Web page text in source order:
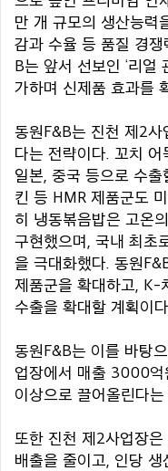
만 개 규모의 생산능력
감과 수율 등 품질 경
B는 앞서 선보인 ‘리얼
가하며 신제품 효과를
동원F&B는 진천 제2
다는 전략이다. 꼬치
일본, 중국 등으로 수
킨 등 HMR 제품군도
히 냉동볶음밥은 고온
구현했으며, 국내 최초
을 극대화했다. 동원
제품군을 확대하고, K-
수출을 확대할 계획이
동원F&B는 이를 바탕
업장에서 매출 3000
이상으로 끌어올린다
또한 진천 제2사업장
배출을 줄이고, 인당